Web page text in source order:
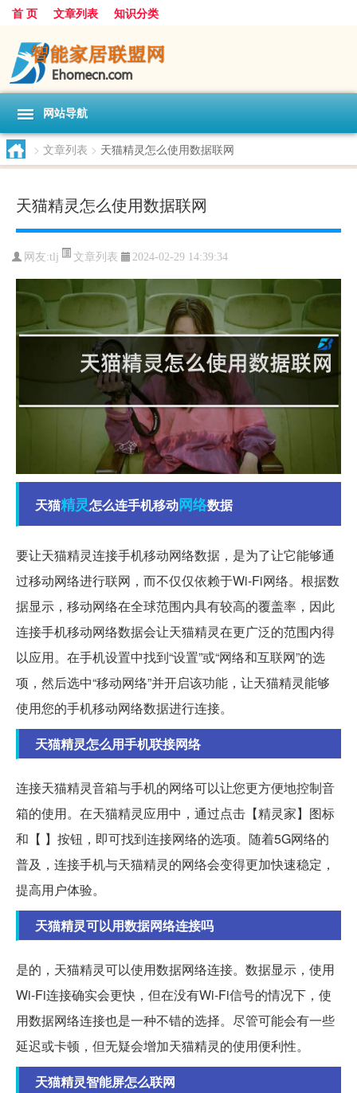
首 页 文章列表 知识分类
网站导航
> 文章列表 > 天猫精灵怎么使用数据联网
天猫精灵怎么使用数据联网
网友:tlj 文章列表 2024-02-29 14:39:34
天猫精灵怎么连手机移动网络数据
要让天猫精灵连接手机移动网络数据，是为了让它能够通
过移动网络进行联网，而不仅仅依赖于Wi-Fi网络。根据数
据显示，移动网络在全球范围内具有较高的覆盖率，因此
连接手机移动网络数据会让天猫精灵在更广泛的范围内得
以应用。在手机设置中找到“设置”或“网络和互联网”的选
项，然后选中“移动网络”并开启该功能，让天猫精灵能够
使用您的手机移动网络数据进行连接。
天猫精灵怎么用手机联接网络
连接天猫精灵音箱与手机的网络可以让您更方便地控制音
箱的使用。在天猫精灵应用中，通过点击【精灵家】图标
和【 】按钮，即可找到连接网络的选项。随着5G网络的
普及，连接手机与天猫精灵的网络会变得更加快速稳定，
提高用户体验。
天猫精灵可以用数据网络连接吗
是的，天猫精灵可以使用数据网络连接。数据显示，使用
Wi-Fi连接确实会更快，但在没有Wi-Fi信号的情况下，使
用数据网络连接也是一种不错的选择。尽管可能会有一些
延迟或卡顿，但无疑会增加天猫精灵的使用便利性。
天猫精灵智能屏怎么联网